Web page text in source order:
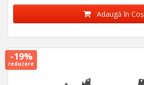
Adaugă în Coş
-19%
reducere